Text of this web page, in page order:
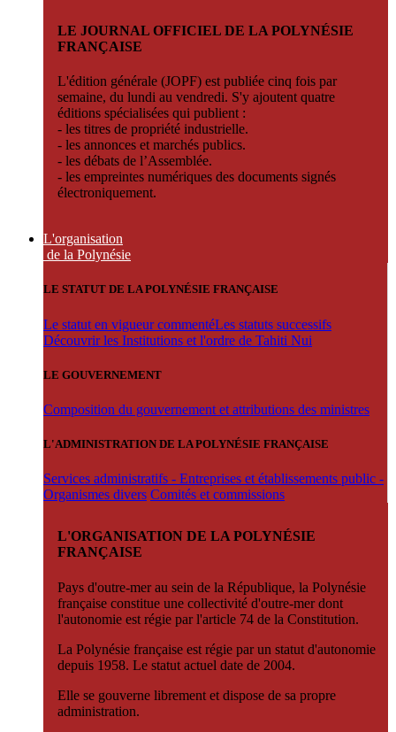
LE JOURNAL OFFICIEL DE LA POLYNÉSIE
FRANÇAISE
L'édition générale (JOPF) est publiée cinq fois par
semaine, du lundi au vendredi. S'y ajoutent quatre
éditions spécialisées qui publient :
- les titres de propriété industrielle.
- les annonces et marchés publics.
- les débats de l’Assemblée.
- les empreintes numériques des documents signés
électroniquement.
L'organisation
de la Polynésie
LE STATUT DE LA POLYNÉSIE FRANÇAISE
Le statut en vigueur commentéLes statuts successifs
Découvrir les Institutions et l'ordre de Tahiti Nui
LE GOUVERNEMENT
Composition du gouvernement et attributions des ministres
L'ADMINISTRATION DE LA POLYNÉSIE FRANÇAISE
Services administratifs - Entreprises et établissements public -
Organismes divers Comités et commissions
L'ORGANISATION DE LA POLYNÉSIE
FRANÇAISE
Pays d'outre-mer au sein de la République, la Polynésie
française constitue une collectivité d'outre-mer dont
l'autonomie est régie par l'article 74 de la Constitution.
La Polynésie française est régie par un statut d'autonomie
depuis 1958. Le statut actuel date de 2004.
Elle se gouverne librement et dispose de sa propre
administration.